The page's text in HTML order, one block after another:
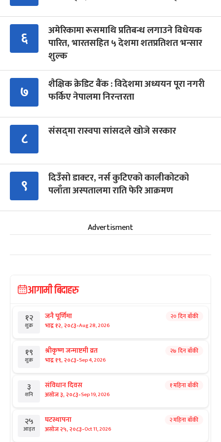
६
अमेरिकामा रूसमाथि प्रतिबन्ध लगाउने विधेयक
पारित, भारतसहित ५ देशमा शतप्रतिशत भन्सार
शुल्क
७
शैक्षिक क्रेडिट बैंक : विदेशमा अध्ययन पूरा नगरी
फर्किए नेपालमा निरन्तरता
८ संसद्‍मा रास्वपा सांसदले खोजे सरकार
९
दिउँसो डाक्टर, नर्स कुटिएको कालीकोटको
पलाँता अस्पतालमा राति फेरि आक्रमण
Advertisment
आगामी बिदाहरु
१२
शुक्र
जनै पूर्णिमा
भाद्र १२, २०८३-Aug 28, 2026
२० दिन बाँकी
१९
शुक्र
श्रीकृष्ण जन्माष्टमी व्रत
भाद्र १९, २०८३-Sep 4, 2026
२७ दिन बाँकी
३
शनि
संविधान दिवस
असोज ३, २०८३-Sep 19, 2026
१ महिना बाँकी
२५
आइत
घटस्थापना
असोज २५, २०८३-Oct 11, 2026
२ महिना बाँकी